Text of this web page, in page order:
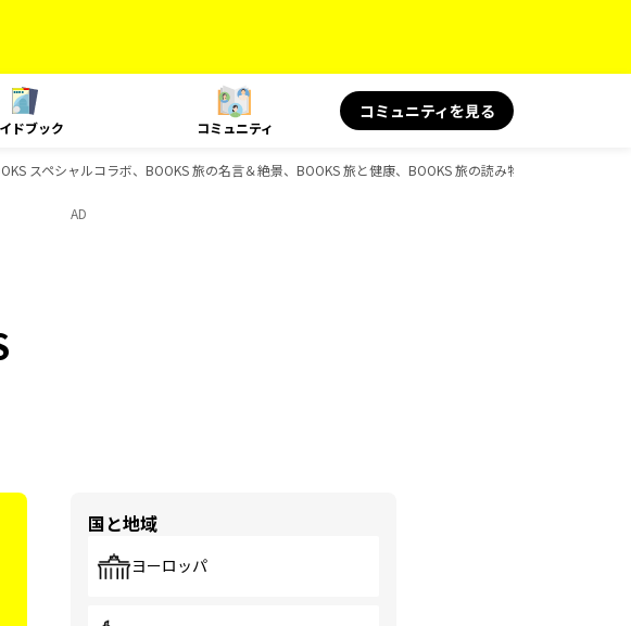
ドブック コミュニティ
コミュニティを見る
スペシャルコラボ、BOOKS 旅の名言＆絶景、BOOKS 旅と健康、BOOKS 旅の読み物、D-Booksのガイ
AD
国と地域
ヨーロッパ